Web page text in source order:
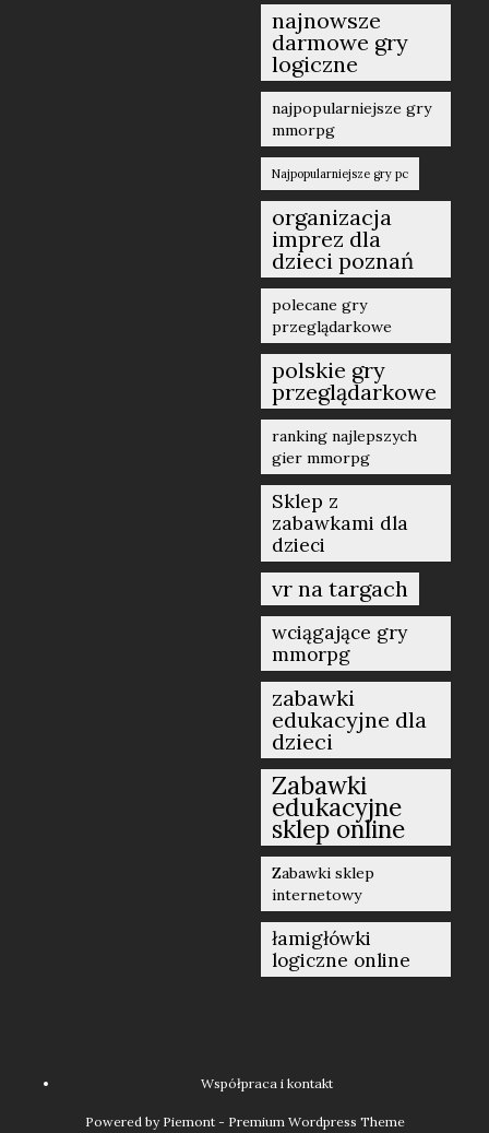
najnowsze
darmowe gry
logiczne
najpopularniejsze gry
mmorpg
Najpopularniejsze gry pc
organizacja
imprez dla
dzieci poznań
polecane gry
przeglądarkowe
polskie gry
przeglądarkowe
ranking najlepszych
gier mmorpg
Sklep z
zabawkami dla
dzieci
vr na targach
wciągające gry
mmorpg
zabawki
edukacyjne dla
dzieci
Zabawki
edukacyjne
sklep online
Zabawki sklep
internetowy
łamigłówki
logiczne online
Współpraca i kontakt
Powered by Piemont - Premium Wordpress Theme